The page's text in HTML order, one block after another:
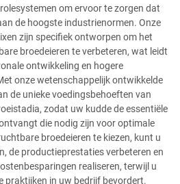
om ervoor te zorgen dat
de hoogste industrienormen. Onze
zijn specifiek ontworpen om het
broedeieren te verbeteren, wat leidt
ontwikkeling en hogere
onze wetenschappelijk ontwikkelde
de unieke voedingsbehoeften van
zodat uw kudde de essentiële
die nodig zijn voor optimale
broedeieren te kiezen, kunt u
de productieprestaties verbeteren en
realiseren, terwijl u
praktijken in uw bedrijf bevordert.